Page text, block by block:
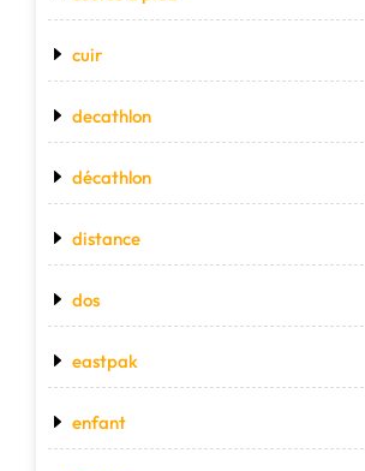
cuir
decathlon
décathlon
distance
dos
eastpak
enfant